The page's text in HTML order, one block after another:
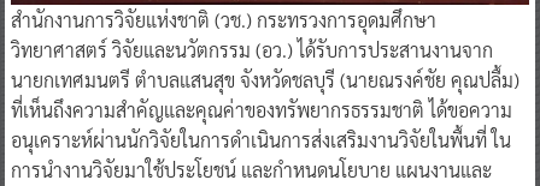
สำนักงานการวิจัยแห่งชาติ (วช.) กระทรวงการอุดมศึกษา
วิทยาศาสตร์ วิจัยและนวัตกรรม (อว.) ได้รับการประสานงานจาก
นายกเทศมนตรี ตำบลแสนสุข จังหวัดชลบุรี (นายณรงค์ชัย คุณปลื้ม)
ที่เห็นถึงความสำคัญและคุณค่าของทรัพยากรธรรมชาติ ได้ขอความ
อนุเคราะห์ผ่านนักวิจัยในการดำเนินการส่งเสริมงานวิจัยในพื้นที่ ใน
การนำงานวิจัยมาใช้ประโยชน์ และกำหนดนโยบาย แผนงานและ